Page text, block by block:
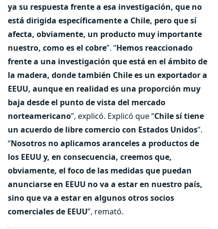
ya su respuesta frente a esa investigación, que no
está dirigida específicamente a Chile, pero que sí
afecta, obviamente, un producto muy importante
nuestro, como es el cobre”. “Hemos reaccionado
frente a una investigación que está en el ámbito de
la madera, donde también Chile es un exportador a
EEUU, aunque en realidad es una proporción muy
baja desde el punto de vista del mercado
norteamericano”, explicó. Explicó que “Chile sí tiene
un acuerdo de libre comercio con Estados Unidos”.
“Nosotros no aplicamos aranceles a productos de
los EEUU y, en consecuencia, creemos que,
obviamente, el foco de las medidas que puedan
anunciarse en EEUU no va a estar en nuestro país,
sino que va a estar en algunos otros socios
comerciales de EEUU”, remató.